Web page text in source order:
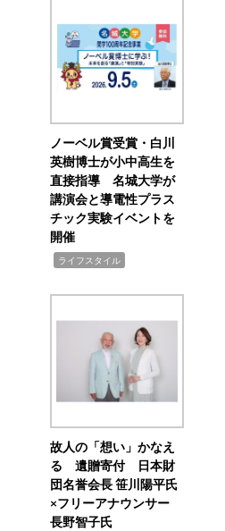
ノーベル賞受賞・白川
英樹博士が小中高生を
直接指導 名城大学が
講演会と導電性プラス
チック実験イベントを
開催
ライフスタイル
故人の「想い」かなえ
る 遺贈寄付 日本財
団名誉会長 笹川陽平氏
×フリーアナウンサー
長野智子氏